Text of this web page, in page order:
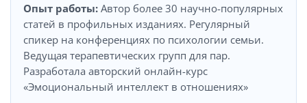
Опыт работы: Автор более 30 научно-популярных
статей в профильных изданиях. Регулярный
спикер на конференциях по психологии семьи.
Ведущая терапевтических групп для пар.
Разработала авторский онлайн-курс
«Эмоциональный интеллект в отношениях»